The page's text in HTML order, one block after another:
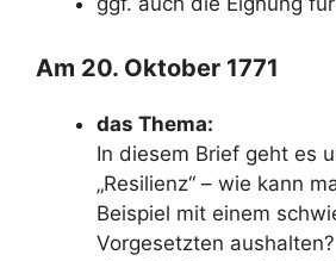
Am 20. Oktober 1771
das Thema:
In diesem Brief geht es
„Resilienz“ – wie kann
Beispiel mit einem
Vorgesetzten aushalten?